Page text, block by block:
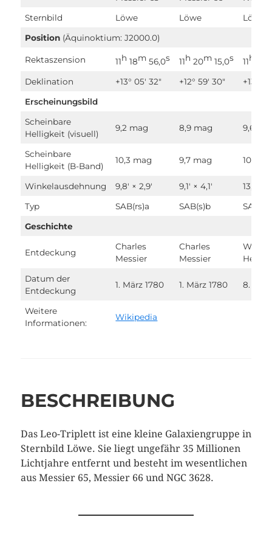
Sternbild Löwe Löwe Löwe
Position (Äquinoktium: J2000.0)
Rektaszension 11h 18m 56,0s 11h 20m 15,0s 11h
Deklination +13° 05′ 32″ +12° 59′ 30″ +13°
Erscheinungsbild
Scheinbare
Helligkeit (visuell)
9,2 mag 8,9 mag 9,6
Scheinbare
Helligkeit (B-Band)
10,3 mag 9,7 mag 10,2
Winkelausdehnung 9,8′ × 2,9′ 9,1′ × 4,1′ 13,1′ ×
Typ SAB(rs)a SAB(s)b SAb
Geschichte
Entdeckung
Charles
Messier
Charles
Messier
Datum der
Entdeckung
1. März 1780 1. März 1780 8.
Weitere
Informationen:
Wikipedia
BESCHREIBUNG
Das Leo-Triplett ist eine kleine Galaxiengruppe in
Sternbild Löwe. Sie liegt ungefähr 35 Millionen
Lichtjahre entfernt und besteht im wesentlichen
aus Messier 65, Messier 66 und NGC 3628.